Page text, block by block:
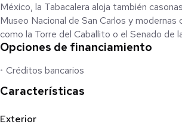
México, la Tabacalera aloja también
Museo Nacional de San Carlos y modernas
como la Torre del Caballito o el Senado de
otras.
PROYECTO
Departamentos de 1 y 2 recámaras,
Opciones de financiamiento
Créditos bancarios
Características
Exterior